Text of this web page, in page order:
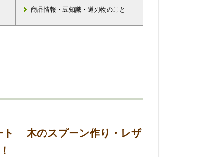
商品情報・豆知識・道刃物のこと
ト 木のスプーン作り・レザ